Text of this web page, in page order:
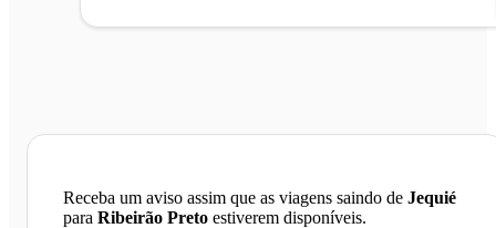
Receba um aviso assim que as viagens saindo de Jequié
para Ribeirão Preto estiverem disponíveis.